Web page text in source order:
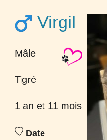
Virgil
Mâle
Tigré
1 an et 11 mois
Date